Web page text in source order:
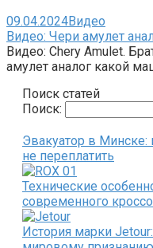
09.04.2024Видео
Видео: Чери амулет
Видео: Chery Amulet.
амулет аналог какой
Поиск статей
Поиск:
Эвакуатор в Минске:
не переплатить
Технические
современного
История марки